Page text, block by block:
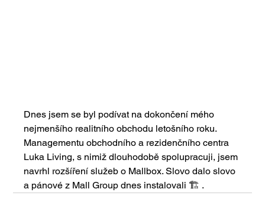
Dnes jsem se byl podívat na dokončení mého
nejmenšího realitního obchodu letošního roku.
Managementu obchodního a rezidenčního centra
Luka Living, s nimiž dlouhodobě spolupracuji, jsem
navrhl rozšíření služeb o Mallbox. Slovo dalo slovo
a pánové z Mall Group dnes instalovali 🏗 .